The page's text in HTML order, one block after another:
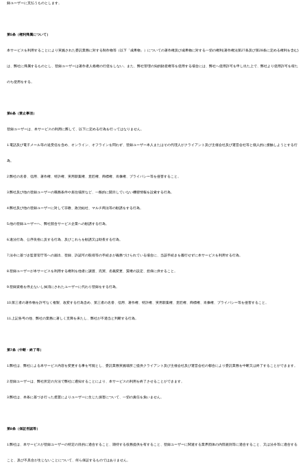
録ユーザーに支払うものとします。
第5条（権利帰属について）
本サービスを利用することにより実施された委託業務に対する制作物等（以下「成果物」）についての著作権及び成果物に対する一切の権利(著作権法第27条及び第28条に定める権利を含む)
は、弊社に帰属するものとし、登録ユーザーは著作者人格権の行使をしない。また、弊社管理の知的財産権等を使用する場合には、弊社へ使用許可を申し出た上で、弊社より使用許可を得た
のち使用をする。
第6条（禁止事項）
登録ユーザーは、本サービスの利用に際して、以下に定める行為を行ってはなりません。
1.電話及び電子メール等の送受信を含め、オンライン、オフラインを問わず、登録ユーザー本人またはその代理人がクライアント及び主催会社及び運営会社等と個人的に接触しようとする行
為。
2.弊社の名誉、信用、著作権、特許権、実用新案権、意匠権、商標権、肖像権、プライバシー等を侵害すること。
3.弊社及び他の登録ユーザーの職務条件や居住場所など、一般的に開示していない機密情報を詮索する行為。
4.弊社及び他の登録ユーザーに対して宗教、政治結社、マルチ商法等の勧誘をする行為。
5.他の登録ユーザーへ、弊社競合サービス企業への勧誘する行為。
6.違法行為、公序良俗に反する行為、及びこれらを勧誘又は助長する行為。
7.法令に基づき監督官庁等への届出、登録、許認可の取得等の手続きが義務づけられている場合に、当該手続きを履行せずに本サービスを利用する行為。
8.登録ユーザーが本サービスを利用する権利を他者に譲渡、売買、名義変更、質権の設定、担保に供すること。
9.登録資格を停止ないし抹消にされたユーザーに代わり登録をする行為。
10.第三者の著作物を許可なく複製、改変する行為含め、第三者の名誉、信用、著作権、特許権、実用新案権、意匠権、商標権、肖像権、プライバシー等を侵害すること。
11.上記各号の他、弊社の業務に著しく支障を来たし、弊社が不適当と判断する行為。
第7条（中断・終了等）
1.弊社は、弊社による本サービス内容を変更する事を可能とし、委託業務実施場所ご提供クライアント及び主催会社及び運営会社の都合により委託業務を中断又は終了することができます。
2.登録ユーザーは、弊社所定の方法で弊社に通知することにより、本サービスの利用を終了させることができます。
3.弊社は、本条に基づき行った措置によりユーザーに生じた損害について、一切の責任を負いません。
第8条（保証否認等）
1.弊社は、本サービスが登録ユーザーの特定の目的に適合すること、期待する役務提供を有すること、登録ユーザーに関連する業界団体の内部規則等に適合すること、又は法令等に適合する
こと、及び不具合が生じないことについて、何ら保証するものではありません。